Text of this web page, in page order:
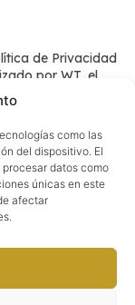
como las
del dispositivo. El
datos como
únicas en este
afectar
de Privacidad
por WT, el
Turner
195].
Grading